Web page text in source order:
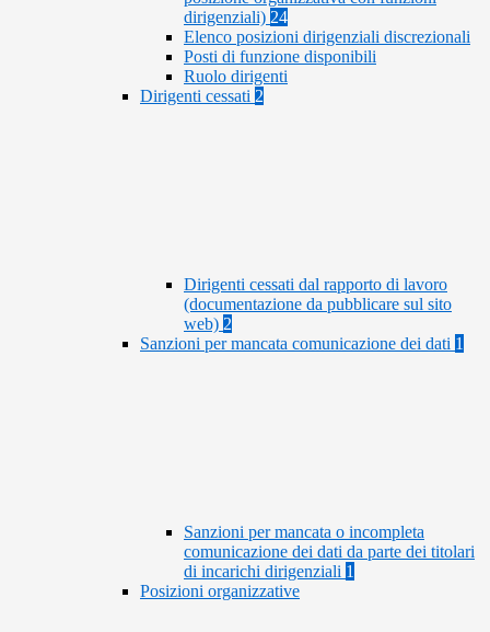
dirigenziali) 24
Elenco posizioni dirigenziali discrezionali
Posti di funzione disponibili
Ruolo dirigenti
Dirigenti cessati 2
Dirigenti cessati dal rapporto di lavoro
(documentazione da pubblicare sul sito
web) 2
Sanzioni per mancata comunicazione dei dati 1
Sanzioni per mancata o incompleta
comunicazione dei dati da parte dei titolari
di incarichi dirigenziali 1
Posizioni organizzative